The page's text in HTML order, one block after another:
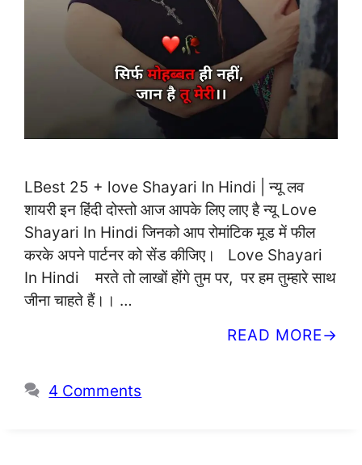
LBest 25 + love Shayari In Hindi | न्यू लव
शायरी इन हिंदी दोस्तो आज आपके लिए लाए है न्यू Love
Shayari In Hindi जिनको आप रोमांटिक मूड में फील
करके अपने पार्टनर को सेंड कीजिए। Love Shayari
In Hindi मरते तो लाखों होंगे तुम पर, पर हम तुम्हारे साथ
जीना चाहते हैं।। …
READ MORE
4 Comments